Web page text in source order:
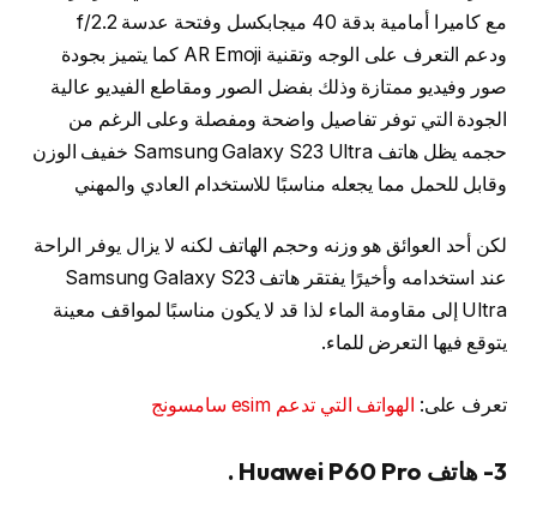
مع كاميرا أمامية بدقة 40 ميجابكسل وفتحة عدسة f/2.2
ودعم التعرف على الوجه وتقنية AR Emoji كما يتميز بجودة
صور وفيديو ممتازة وذلك بفضل الصور ومقاطع الفيديو عالية
الجودة التي توفر تفاصيل واضحة ومفصلة وعلى الرغم من
حجمه يظل هاتف Samsung Galaxy S23 Ultra خفيف الوزن
وقابل للحمل مما يجعله مناسبًا للاستخدام العادي والمهني
لكن أحد العوائق هو وزنه وحجم الهاتف لكنه لا يزال يوفر الراحة
عند استخدامه وأخيرًا يفتقر هاتف Samsung Galaxy S23
Ultra إلى مقاومة الماء لذا قد لا يكون مناسبًا لمواقف معينة
يتوقع فيها التعرض للماء.
تعرف على: الهواتف التي تدعم esim سامسونج
3- هاتف Huawei P60 Pro .